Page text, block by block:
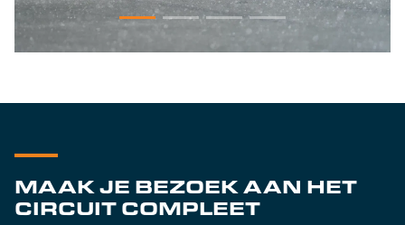
MAAK JE BEZOEK AAN HET
CIRCUIT COMPLEET